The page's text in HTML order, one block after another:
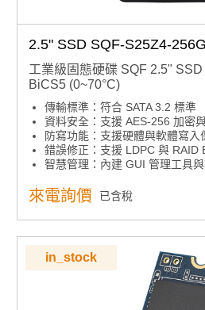
2.5" SSD SQF-S25Z4-
工業級固態硬碟 SQF 2.5"
BiCS5 (0~70°C)
傳輸標準：符合 SATA 3.2 標準
資料安全：支援 AES-256 加密
防寫功能：支援硬體與軟體寫入
錯誤修正：支援 LDPC 與 RAID
智慧管理：內建 GUI 管理工具
耐久設計：高耐久度 sTLC 儲存
來電詢價 已含稅
in_stock